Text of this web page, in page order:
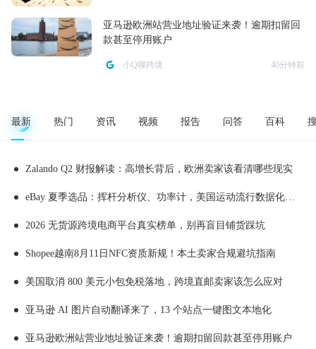
亚马逊欧洲站营业地址验证来袭！逾期扣留回
款甚至停用账户
小Q聊跨境 40分钟前
最新 热门 资讯 视频 报告 问答 百科
Zalando Q2 财报解读：高增长背后，欧洲卖家该看清哪些现实
eBay 夏季选品：挥杆分析仪、功率计，美国运动流行数据化消费
2026 无货源跨境电商平台真实榜单，别再盲目铺货踩坑
Shopee越南8月11日NFC资质新规！本土卖家合规避坑指南
美国取消 800 美元小包免税落地，跨境直邮卖家该怎么应对
亚马逊 AI 图片自动翻译来了，13 个站点一键图文本地化
亚马逊欧洲站营业地址验证来袭！逾期扣留回款甚至停用账户